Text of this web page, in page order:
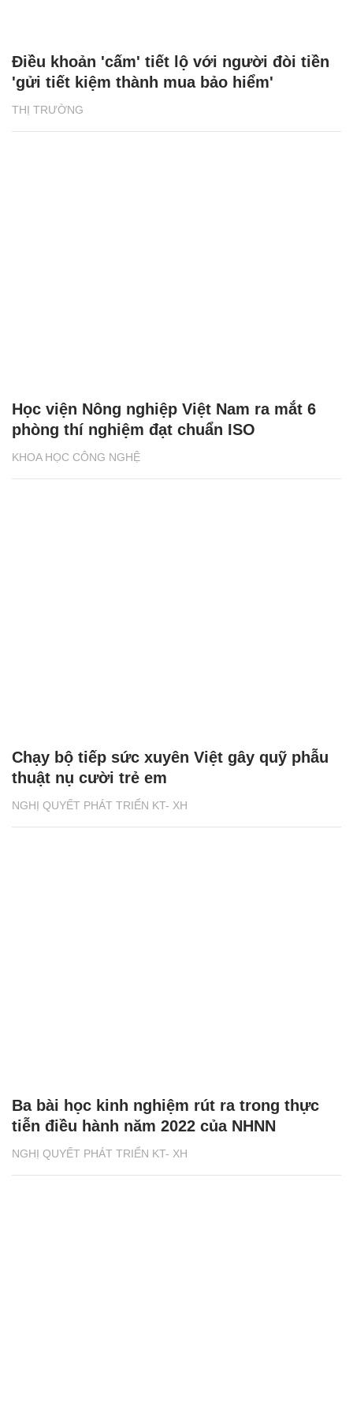
THỊ TRƯỜNG
Điều khoản 'cấm' tiết lộ với người đòi tiền
'gửi tiết kiệm thành mua bảo hiểm'
KHOA HỌC CÔNG NGHỆ
Học viện Nông nghiệp Việt Nam ra mắt 6
phòng thí nghiệm đạt chuẩn ISO
NGHỊ QUYẾT PHÁT TRIỂN KT- XH
Chạy bộ tiếp sức xuyên Việt gây quỹ phẫu
thuật nụ cười trẻ em
NGHỊ QUYẾT PHÁT TRIỂN KT- XH
Ba bài học kinh nghiệm rút ra trong thực
tiễn điều hành năm 2022 của NHNN